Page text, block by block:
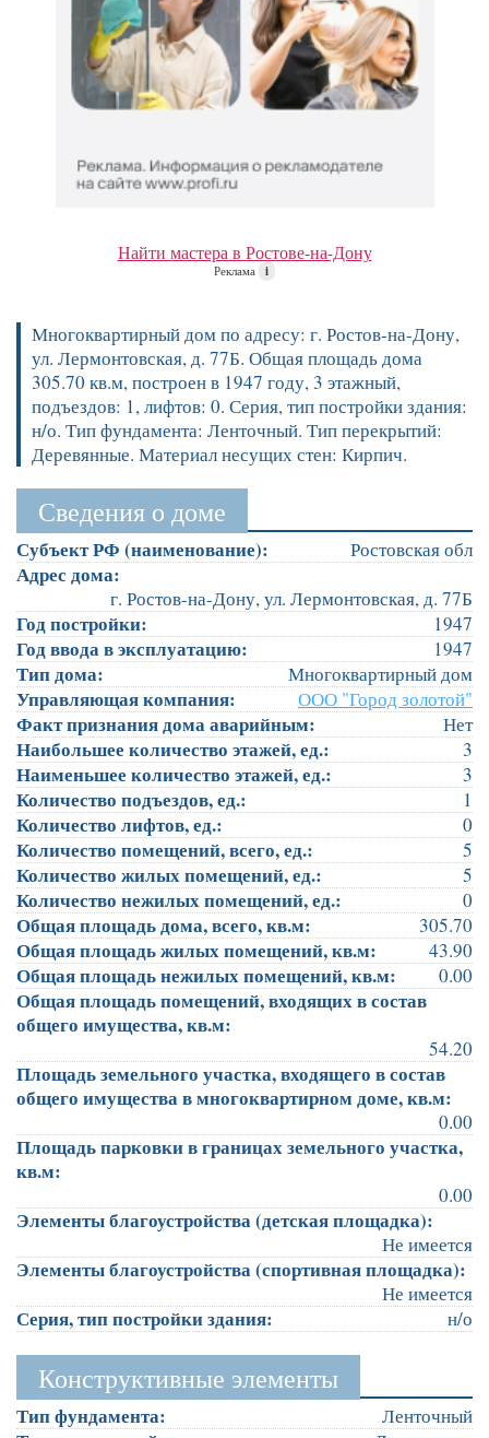
Найти мастера в Ростове-на-Дону
Реклама i
Многоквартирный дом по адресу: г. Ростов-на-Дону,
ул. Лермонтовская, д. 77Б. Общая площадь дома
305.70 кв.м, построен в 1947 году, 3 этажный,
подъездов: 1, лифтов: 0. Серия, тип постройки здания:
н/о. Тип фундамента: Ленточный. Тип перекрытий:
Деревянные. Материал несущих стен: Кирпич.
Сведения о доме
Субъект РФ (наименование): Ростовская обл
Адрес дома:
г. Ростов-на-Дону, ул. Лермонтовская, д. 77Б
Год постройки: 1947
Год ввода в эксплуатацию: 1947
Тип дома: Многоквартирный дом
Управляющая компания: ООО "Город золотой"
Факт признания дома аварийным: Нет
Наибольшее количество этажей, ед.: 3
Наименьшее количество этажей, ед.: 3
Количество подъездов, ед.: 1
Количество лифтов, ед.: 0
Количество помещений, всего, ед.: 5
Количество жилых помещений, ед.: 5
Количество нежилых помещений, ед.: 0
Общая площадь дома, всего, кв.м: 305.70
Общая площадь жилых помещений, кв.м: 43.90
Общая площадь нежилых помещений, кв.м: 0.00
Общая площадь помещений, входящих в состав
общего имущества, кв.м:
54.20
Площадь земельного участка, входящего в состав
общего имущества в многоквартирном доме, кв.м:
0.00
Площадь парковки в границах земельного участка,
кв.м:
0.00
Элементы благоустройства (детская площадка):
Не имеется
Элементы благоустройства (спортивная площадка):
Не имеется
Серия, тип постройки здания: н/о
Конструктивные элементы
Тип фундамента: Ленточный